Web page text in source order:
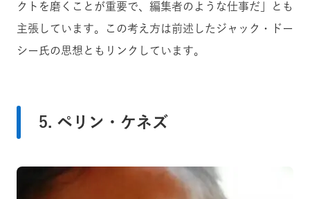
クトを磨くことが重要で、編集者のような仕事だ」とも
主張しています。この考え方は前述したジャック・ドー
シー氏の思想ともリンクしています。
5. ペリン・ケネズ